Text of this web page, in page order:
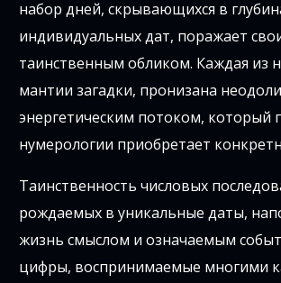
набор дней, скрывающихся в
индивидуальных дат, поражает
таинственным обликом. Каждая из
мантии загадки, пронизана
энергетическим потоком, который
нумерологии приобретает
Таинственность числовых
рождаемых в уникальные даты,
жизнь смыслом и означаемым
цифры, воспринимаемые многими